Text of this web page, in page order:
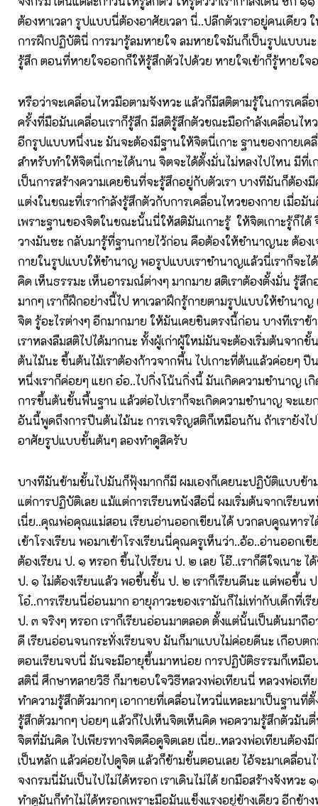
ต้องหาเวลา รูปแบบนี่ต้องอาศัยเวลา นี่..ปลีกตัวเราอยู่คนเดียว ใ
การฝึกปฏิบัตินี่ การมารู้ลมหายใจ ลมหายใจมันก็เป็นรูปแบบนะ
รู้สึก ตอนที่หายใจออกก็ให้รู้สึกตัวไปด้วย หายใจเข้าก็รู้หายใจ
หรือว่าจะเคลื่อนไหวมือตามจังหวะ แล้วก็มีสติตามรู้ในการเคลื่
ครั้งที่มือมันเคลื่อนเราก็รู้สึก มีสติรู้สึกตัวขณะมือกำลังเคลื่อนไห
อีกรูปแบบหนึ่งนะ มันจะต้องมีฐานให้จิตนี่เกาะ ฐานของกายเค
สำหรับทำให้จิตนี่เกาะได้นาน จิตจะได้ตั้งมั่นไม่หลงไปไหน มีที่เ
เป็นการสร้างความเคยชินที่จะรู้สึกอยู่กับตัวเรา บางทีมันก็ต้อง
แต่งในขณะที่เรากำลังรู้สึกตัวกับการเคลื่อนไหวของกาย เมื่อมัน
เพราะฐานของจิตในขณะนั้นนี่ให้สติมันเกาะรู้ ให้จิตเกาะรู้ก็ได้
วางมันซะ กลับมารู้ที่ฐานกายไว้ก่อน คือต้องให้ชำนาญนะ ต้อง
กายในรูปแบบให้ชำนาญ พอรูปแบบเราชำนาญแล้วนี่เราก็จะไ
คิด เห็นธรรมะ เห็นอารมณ์ต่างๆ มากมาย สติเราต้องตั้งมั่น รู้สึก
มากๆ เราก็ฝึกอย่างนี้ไป หาเวลาฝึกรู้กายตามรูปแบบให้ชำนาญ
จิต รู้อะไรต่างๆ อีกมากมาย ให้มันเคยชินตรงนี้ก่อน บางทีเรา
เราหลงลืมสติไปได้มากนะ ทั้งผู้เก่าผู้ใหม่มันจะต้องเริ่มต้นจาก
ต้นไม้นะ ขึ้นต้นไม้เราต้องก้าวจากพื้น ไปเกาะที่ต้นแล้วค่อยๆ ปี
หนึ่งเราก็ค่อยๆ แยก อ๋อ..ไปกิ่งโน้นกิ่งนี้ มันเกิดความชำนาญ เ
การขึ้นต้นขั้นพื้นฐาน แล้วต่อไปเราก็จะเกิดความชำนาญ จะแย
อันนี้พูดถึงการปีนต้นไม้นะ การเจริญสติก็เหมือนกัน ถ้าเรายังไป
อาศัยรูปแบบขั้นต้นๆ ลองทำดูสิครับ
บางทีมันข้ามขั้นไปมันก็ฟุ้งมากก็มี ผมเองก็เคยนะปฏิบัติแบบข้า
แต่การปฏิบัติเลย แม้แต่การเรียนหนังสือนี่ ผมเริ่มต้นจากเรียนห
เนี่ย..คุณพ่อคุณแม่สอน เรียนอ่านออกเขียนได้ บวกลบคูณหาร
เข้าโรงเรียน พอมาเข้าโรงเรียนนี่คุณครูเห็นว่า..อ้อ..อ่านออกเ
ต้องเรียน ป. ๑ หรอก ขึ้นไปเรียน ป. ๒ เลย โอ๊..เราก็ดีใจเนาะ
ป. ๑ ไม่ต้องเรียนแล้ว พอขึ้นชั้น ป. ๒ เราก็เรียนดีนะ แต่พอขึ้น ป
โอ๋..การเรียนนี่อ่อนมาก อายุภาวะของเรามันก็ไม่เท่ากับเด็กที่เ
ป. ๓ จริงๆ หรอก เราก็เรียนอ่อนมาตลอด ตั้งแต่นั้นเป็นต้นมาถื
ดี เรียนอ่อนจนกระทั่งเรียนจบ มันก็มาแบบไม่ค่อยดีนะ เกือบต
ตอนเรียนจบนี่ มันจะมีอายุขึ้นมาหน่อย การปฏิบัติธรรมก็เหมือ
สตินี่ ศึกษาหลายวิธี ก็มาชอบใจวิธีหลวงพ่อเทียนนี่ หลวงพ่อเที
ทำความรู้สึกตัวมากๆ เอากายที่เคลื่อนไหวนี่แหละมาเป็นฐานที่
รู้สึกตัวมากๆ บ่อยๆ แล้วก็ไปเห็นจิตเห็นคิด พอความรู้สึกตัวมัน
จิตที่มันคิด ไปเพียรทางจิตคือดูจิตเลย เนี่ย..หลวงพ่อเทียนต้องมี
เป็นหลัก แล้วค่อยไปดูจิต แล้วก็ข้ามขั้นตอนเลย ไอ้จะมาเคลื่อน
จงกรมนี่มันเป็นไปไม่ได้หรอก เราเดินไม่ได้ ยกมือสร้างจังหวะ
ทำดูมันก็ทำไม่ได้หรอกเพราะมือมันแข็งแรงอยู่ข้างเดียว อีกข้า